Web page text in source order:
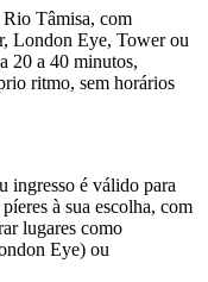
Tâmisa, com
London Eye, Tower ou
20 a 40 minutos,
ritmo, sem horários
ingresso é válido para
à sua escolha, com
lugares como
Eye) ou